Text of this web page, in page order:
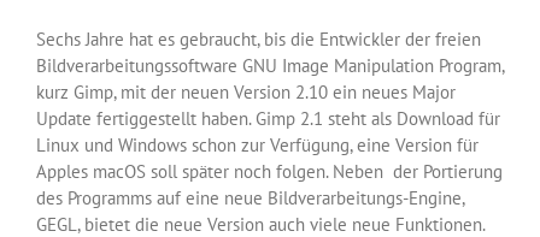
Sechs Jahre hat es gebraucht, bis die Entwickler der freien
Bildverarbeitungssoftware GNU Image Manipulation Program,
kurz Gimp, mit der neuen Version 2.10 ein neues Major
Update fertiggestellt haben. Gimp 2.1 steht als Download für
Linux und Windows schon zur Verfügung, eine Version für
Apples macOS soll später noch folgen. Neben der Portierung
des Programms auf eine neue Bildverarbeitungs-Engine,
GEGL, bietet die neue Version auch viele neue Funktionen.